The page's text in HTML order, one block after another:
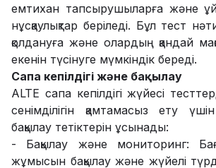
емтихан тапсырушыларға және
нұсқаулықтар беріледі. Бұл тест
қолдануға және олардың қандай
екенін түсінуге мүмкіндік береді.
Сапа кепілдігі және бақылау
ALTE сапа кепілдігі жүйесі
сенімділігін қамтамасыз ету
бақылау тетіктерін ұсынады:
- Бақылау және мониторинг:
жұмысын бақылау және жүйелі